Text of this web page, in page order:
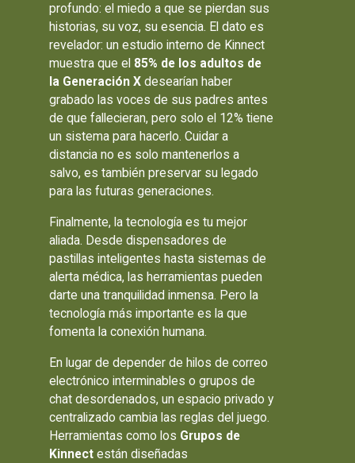
profundo: el miedo a que se pierdan sus
historias, su voz, su esencia. El dato es
revelador: un estudio interno de Kinnect
muestra que el 85% de los adultos de
la Generación X desearían haber
grabado las voces de sus padres antes
de que fallecieran, pero solo el 12% tiene
un sistema para hacerlo. Cuidar a
distancia no es solo mantenerlos a
salvo, es también preservar su legado
para las futuras generaciones.
Finalmente, la tecnología es tu mejor
aliada. Desde dispensadores de
pastillas inteligentes hasta sistemas de
alerta médica, las herramientas pueden
darte una tranquilidad inmensa. Pero la
tecnología más importante es la que
fomenta la conexión humana.
En lugar de depender de hilos de correo
electrónico interminables o grupos de
chat desordenados, un espacio privado y
centralizado cambia las reglas del juego.
Herramientas como los Grupos de
Kinnect están diseñadas